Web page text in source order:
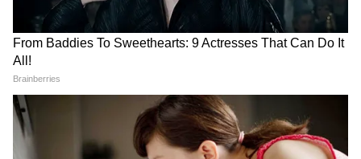
দায়িত্বে এলেন প্রাক্তন অধিনায়ক
তামিম ইকবাল
IND vs AFG Test 2026:
Manav Suthar IND vs AFG: